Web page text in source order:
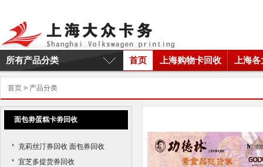
首页 上海购物卡回收 上海
所有产品分类
首页 > 产品分类
面包劵蛋糕卡劵回收
克莉丝汀券回收 面包券回收
宜芝多提货券回收